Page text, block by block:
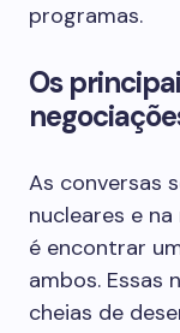
programas.
Os
As conversas
nucleares e
é encontrar
ambos. Essas
cheias de